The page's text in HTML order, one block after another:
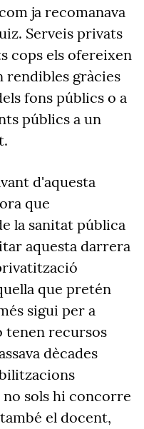
ja recomanava
Serveis privats
cops els ofereixen
rendibles gràcies
fons públics o a
públics a un
d'aquesta
que
la sanitat pública
aquesta darrera
que pretén
sigui per a
tenen recursos
dècades
no sols hi concorre
el docent,